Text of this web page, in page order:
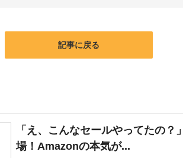
記事に戻る
「え、こんなセールやってたの
場！Amazonの本気が...